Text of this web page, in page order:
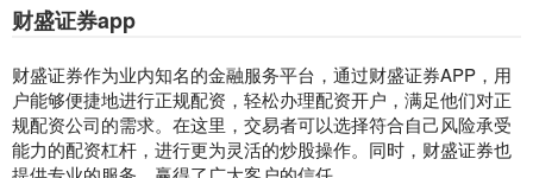
财盛证券app
财盛证券作为业内知名的金融服务平台，通过财盛证券APP，用
户能够便捷地进行正规配资，轻松办理配资开户，满足他们对正
规配资公司的需求。在这里，交易者可以选择符合自己风险承受
能力的配资杠杆，进行更为灵活的炒股操作。同时，财盛证券也